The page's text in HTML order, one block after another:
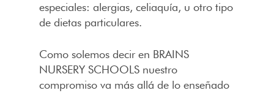
especiales: alergias, celiaquía, u otro tipo
de dietas particulares.
Como solemos decir en BRAINS
NURSERY SCHOOLS nuestro
compromiso va más allá de lo enseñado